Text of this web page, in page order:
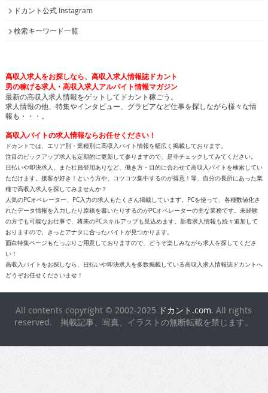
ドカント公式 Instagram
検索キーワード一覧
高収入求人をお探しなら、高収入求人情報誌ドカント
男の稼げる求人・高収入求人アルバイト情報マガジン
最新の高収入求人情報をゲットしてドカント稼ごう。
求人情報の他、特集やインタビュー、グラビアなど仕事を探しながら様々な情
報も・・・。
高収入バイトの求人情報ならお任せください！
ドカントでは、エリア別・業種別に高収入バイト情報を幅広く掲載しております。
注目のピックアップ求人も定期的に更新して参りますので、是非チェックしてみてください。
日払いや即決求人、また社員登用ありなど、働き方・目的に合わせて高収入バイトを検索してい
ただけます。接客が好き！という方や、コツコツ集中するのが得意！等、自分の長所にあった業
種で高収入求人を探してみませんか？
人気のPCオペレーター、PC入力の求人もたくさん掲載しています。PCを使って、各種数値化さ
れたデータ情報を入力したり原稿を書いたりするのがPCオペレーターの主な業務です。未経験
の方でも可能なお仕事で、将来のPCスキルアップも見込めます。新着求人情報も続々追加して
おりますので、きっとアナタに合ったバイトが見つかります。
面白特集ページもたっぷりご用意しておりますので、どうぞ楽しみながら求人を探してくださ
い！
高収入バイトをお探しなら、日払いや即決求人を多数掲載している高収入求人情報誌ドカントへ
どうぞお任せくださいませ！
All contents copyright © 2002-2025 ドカント.com. All rights
reserved. 掲載記事、写真、イラストの無断転載を禁じます。